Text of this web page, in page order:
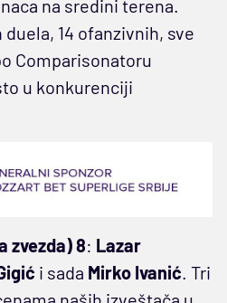
na sredini terena.
14 ofanzivnih, sve
Comparisonatoru
u konkurenciji
zvezda) 8: Lazar
i sada Mirko Ivanić. Tri